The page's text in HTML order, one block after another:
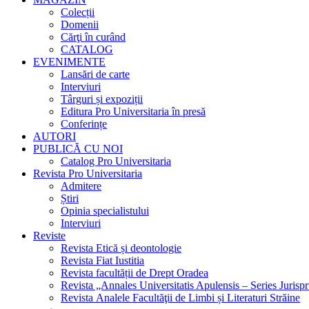
Colecții
Domenii
Cărţi în curând
CATALOG
EVENIMENTE
Lansări de carte
Interviuri
Târguri și expoziții
Editura Pro Universitaria în presă
Conferințe
AUTORI
PUBLICĂ CU NOI
Catalog Pro Universitaria
Revista Pro Universitaria
Admitere
Știri
Opinia specialistului
Interviuri
Reviste
Revista Etică și deontologie
Revista Fiat Iustitia
Revista facultății de Drept Oradea
Revista „Annales Universitatis Apulensis – Series
Revista Analele Facultăţii de Limbi și Literaturi Străine